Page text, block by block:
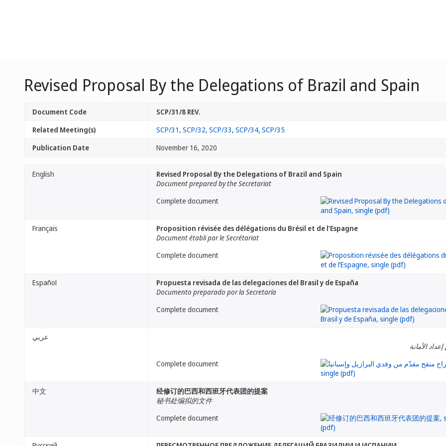
Revised Proposal By the Delegations of Brazil and Spain
Document Code
SCP/31/8 REV.
Related Meeting(s)
SCP/31 , SCP/32, SCP/33, SCP/34, SCP/35
Publication Date
November 16, 2020
English
Revised Proposal By the Delegations of Brazil and Spain
Document prepared by the Secretariat
Complete document
Français
Proposition révisée des délégations du Brésil et de l’Espagne
Document établi par le Secrétariat
Complete document
Español
Propuesta revisada de las delegaciones del Brasil y de España
Documento preparado por la Secretaría
Complete document
عربي
الأمانة
Complete document
中文
经修订的巴西和西班牙代表团的提案
秘书处编拟的文件
Complete document